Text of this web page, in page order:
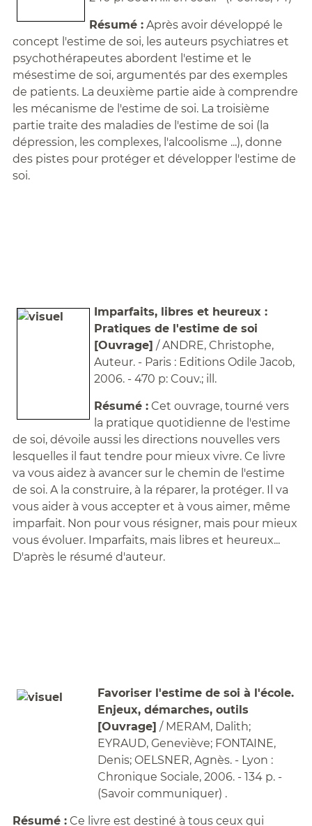
Résumé :Après avoir développé le
concept l'estime de soi, les auteurs psychiatres et
psychothérapeutes abordent l'estime et le
mésestime de soi, argumentés par des exemples
de patients. La deuxième partie aide à comprendre
les mécanisme de l'estime de soi. La troisième
partie traite des maladies de l'estime de soi (la
dépression, les complexes, l'alcoolisme ...), donne
des pistes pour protéger et développer l'estime de
soi.
Imparfaits, libres et heureux :
Pratiques de l'estime de soi
[Ouvrage] / ANDRE, Christophe,
Auteur. - Paris : Editions Odile Jacob,
2006. - 470 p: Couv.; ill.
Résumé :Cet ouvrage, tourné vers
la pratique quotidienne de l'estime
de soi, dévoile aussi les directions nouvelles vers
lesquelles il faut tendre pour mieux vivre. Ce livre
va vous aidez à avancer sur le chemin de l'estime
de soi. A la construire, à la réparer, la protéger. Il va
vous aider à vous accepter et à vous aimer, même
imparfait. Non pour vous résigner, mais pour mieux
vous évoluer. Imparfaits, mais libres et heureux...
D'après le résumé d'auteur.
Favoriser l'estime de soi à l'école.
Enjeux, démarches, outils
[Ouvrage] / MERAM, Dalith;
EYRAUD, Geneviève; FONTAINE,
Denis; OELSNER, Agnès. - Lyon :
Chronique Sociale, 2006. - 134 p. -
(Savoir communiquer) .
Résumé :Ce livre est destiné à tous ceux qui